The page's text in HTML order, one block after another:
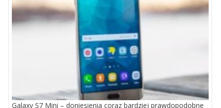
Galaxy S7 Mini – doniesienia coraz bardziej prawdopodobne